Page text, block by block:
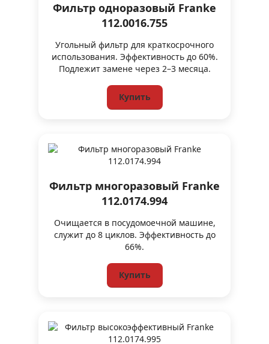
Фильтр одноразовый Franke
112.0016.755
Угольный фильтр для краткосрочного
использования. Эффективность до 60%.
Подлежит замене через 2–3 месяца.
Купить
Фильтр многоразовый Franke
112.0174.994
Очищается в посудомоечной машине,
служит до 8 циклов. Эффективность до
66%.
Купить